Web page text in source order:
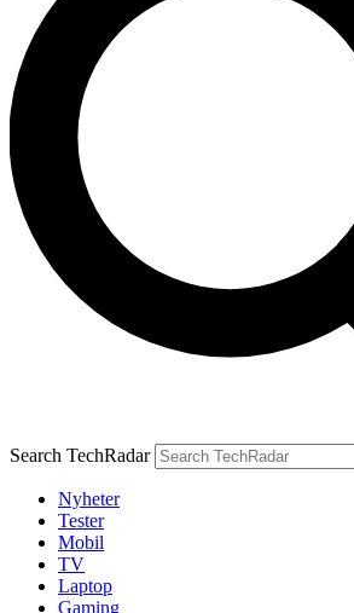
Search TechRadar
Nyheter
Tester
Mobil
TV
Laptop
Gaming